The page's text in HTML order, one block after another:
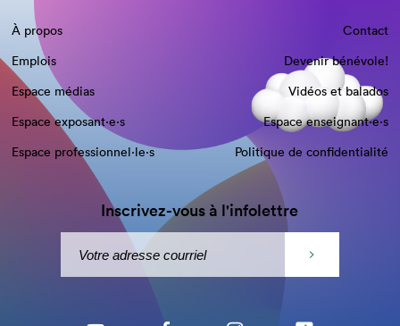
À propos
Contact
Emplois
Devenir bénévole!
Espace médias
Vidéos et balados
Espace exposant·e⋅s
Espace enseignant·e⋅s
Espace professionnel·le⋅s
Politique de confidentialité
Inscrivez-vous à l'infolettre